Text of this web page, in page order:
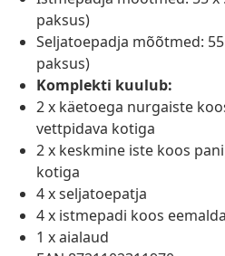
paksus)
Seljatoepadja mõõtmed: 55
paksus)
Komplekti kuulub:
2 x käetoega nurgaiste
vettpidava kotiga
2 x keskmine iste koos
kotiga
4 x seljatoepatja
4 x istmepadi koos
1 x aialaud